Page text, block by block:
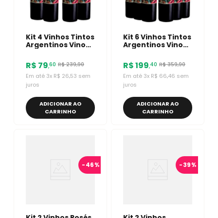
Kit 4 Vinhos Tintos
Argentinos Vino
R$ 79,60 R$239,90
Em até 3x R$ 26,53 sem
juros
ADICIONAR AO
CARRINHO
Kit 6 Vinhos Tintos
Argentinos Vino
R$199,40 R$359,90
Em até 3x R$ 66,46 sem
juros
ADICIONAR AO
CARRINHO
-46% -39%